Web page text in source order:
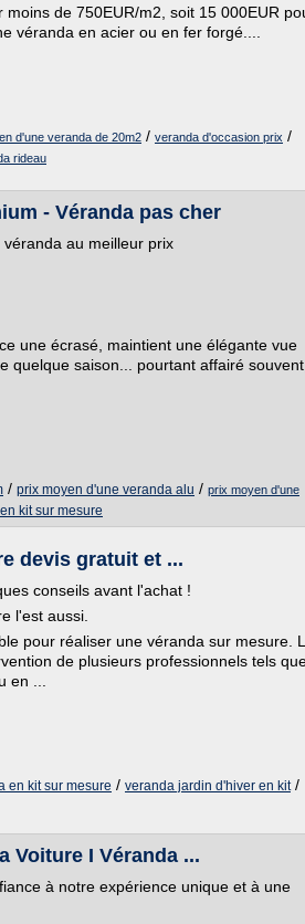
de 750EUR/m2, soit 15 000EUR
véranda en acier ou en fer forgé....
d'une veranda de 20m2 / veranda d'occasion prix /
rideau
- Véranda pas cher
au meilleur prix
une écrasé, maintient une élégante vue
quelque saison... pourtant affairé souvent,
/ prix moyen d'une veranda alu / prix moyen d'une
kit sur mesure
devis gratuit et ...
conseils avant l'achat !
l'est aussi.
pour réaliser une véranda sur mesure.
de plusieurs professionnels tels
...
en kit sur mesure / veranda jardin d'hiver en kit/
Voiture I Véranda ...
à notre expérience unique et à une